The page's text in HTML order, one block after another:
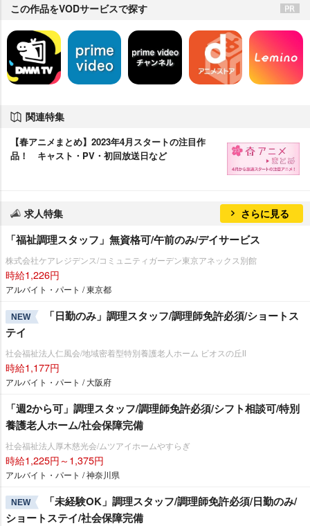
この作品をVODサービスで探す
関連特集
【春アニメまとめ】2023年4月スタートの注目作
品！ キャスト・PV・初回放送日など
求人特集 さらに見る
「福祉調理スタッフ」無資格可/午前のみ/デイサービス
株式会社ケアレジデンス/コミュニティガーデン東京アネックス別館
時給1,226円
アルバイト・パート / 東京都
NEW
「日勤のみ」調理スタッフ/調理師免許必須/ショートス
テイ
社会福祉法人仁風会/地域密着型特別養護老人ホーム ビオスの丘Ⅱ
時給1,177円
アルバイト・パート / 大阪府
「週2から可」調理スタッフ/調理師免許必須/シフト相談可/特別
養護老人ホーム/社会保障完備
社会福祉法人厚木慈光会/ムツアイホームやすらぎ
時給1,225円～1,375円
アルバイト・パート / 神奈川県
NEW
「未経験OK」調理スタッフ/調理師免許必須/日勤のみ/
ショートステイ/社会保障完備